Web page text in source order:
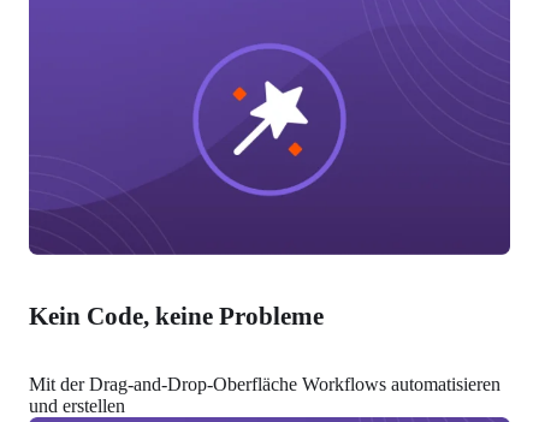
Kein Code, keine Probleme
Mit der Drag-and-Drop-Oberfläche Workflows automatisieren
und erstellen